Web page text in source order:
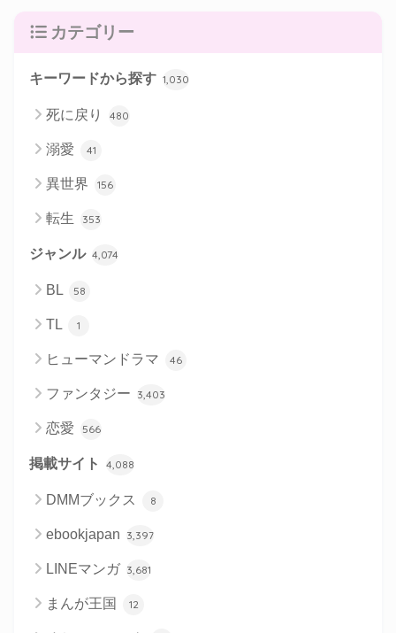
カテゴリー
キーワードから探す 1,030
死に戻り 480
溺愛 41
異世界 156
転生 353
ジャンル 4,074
BL 58
TL 1
ヒューマンドラマ 46
ファンタジー 3,403
恋愛 566
掲載サイト 4,088
DMMブックス 8
ebookjapan 3,397
LINEマンガ 3,681
まんが王国 12